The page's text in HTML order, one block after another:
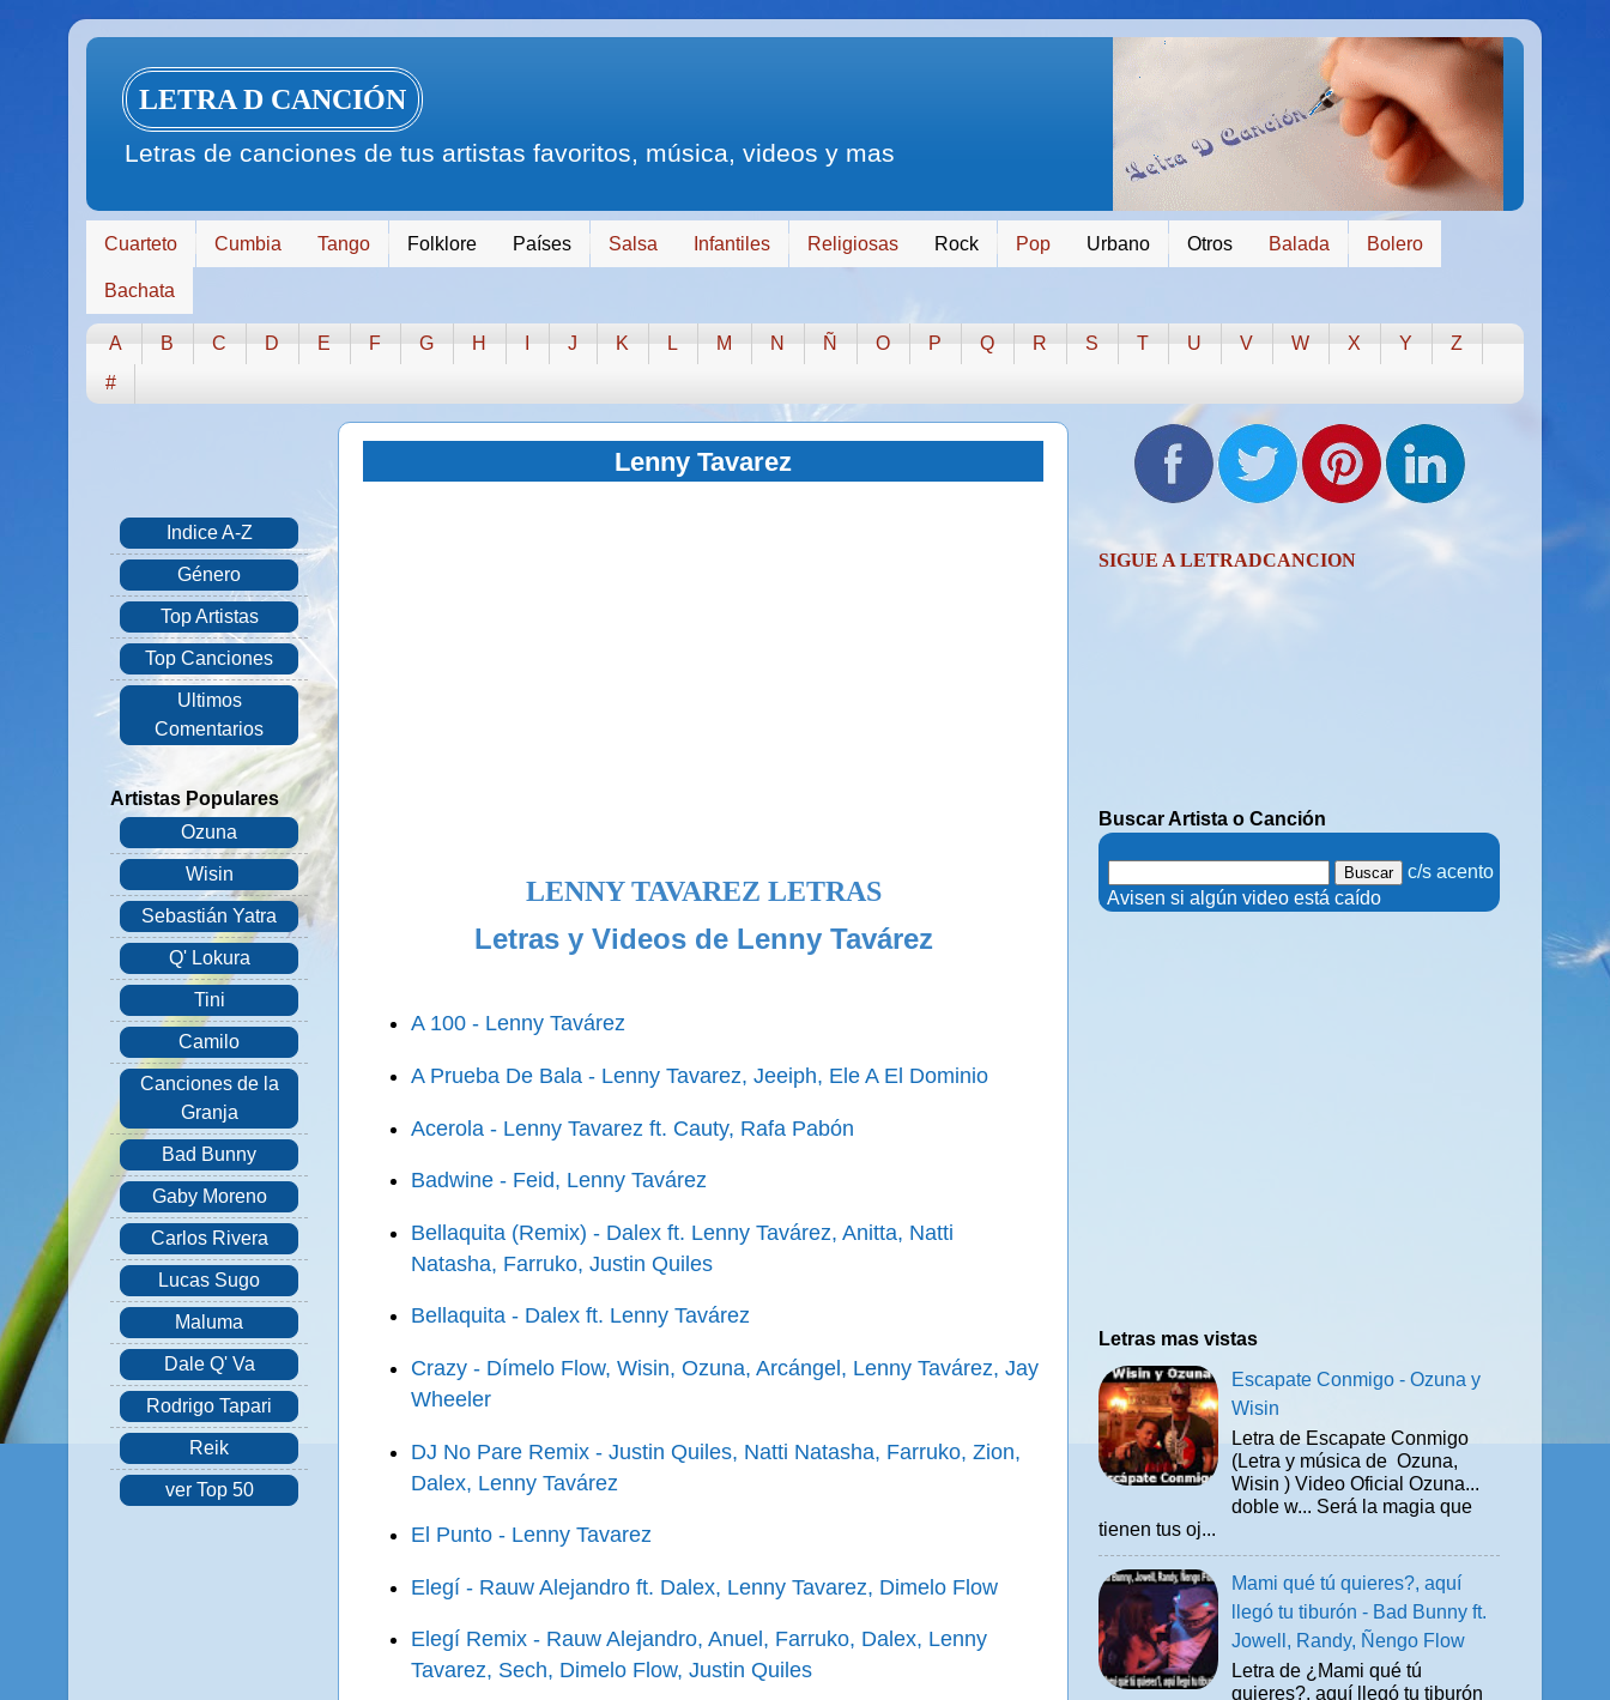
LETRA D CANCIÓN
Letras de canciones de tus artistas favoritos, música, videos y mas
Cuarteto Cumbia Tango Folklore Países Salsa Infantiles Religiosas Rock Pop Urbano Otros Balada Bolero
Bachata
A B C D E F G H J K L M N Ñ O P Q R S T U V W X Y
Z
#
Lenny Tavarez
LENNY TAVAREZ LETRAS
Letras y Videos de Lenny Tavárez
A 100 - Lenny Tavárez
A Prueba De Bala - Lenny Tavarez, Jeeiph, Ele A El Dominio
Acerola - Lenny Tavarez ft. Cauty, Rafa Pabón
Badwine - Feid, Lenny Tavárez
Bellaquita (Remix) - Dalex ft. Lenny Tavárez, Anitta, Natti
Natasha, Farruko, Justin Quiles
Bellaquita - Dalex ft. Lenny Tavárez
Crazy - Dímelo Flow, Wisin, Ozuna, Arcángel, Lenny Tavárez, Jay
Wheeler
DJ No Pare Remix - Justin Quiles, Natti Natasha, Farruko, Zion,
Dalex, Lenny Tavárez
El Punto - Lenny Tavarez
Elegí - Rauw Alejandro ft. Dalex, Lenny Tavarez, Dimelo Flow
Elegí Remix - Rauw Alejandro, Anuel, Farruko, Dalex, Lenny
Tavarez, Sech, Dimelo Flow, Justin Quiles
Indice A-Z
Género
Top Artistas
Top Canciones
Ultimos
Comentarios
Artistas Populares
Ozuna
Wisin
Sebastián Yatra
Q' Lokura
Tini
Camilo
Canciones de la
Granja
Bad Bunny
Gaby Moreno
Carlos Rivera
Lucas Sugo
Maluma
Dale Q' Va
Rodrigo Tapari
Reik
ver Top 50
SIGUE A LETRADCANCION
Buscar Artista o Canción
c/s acento
. Avisen si algún video está caído
Letras mas vistas
Escapate Conmigo - Ozuna y
Wisin
Letra de Escapate Conmigo
(Letra y música de Ozuna,
Wisin ) Video Oficial Ozuna...
doble w... Será la magia que
tienen tus oj...
Mami qué tú quieres?, aquí
llegó tu tiburón - Bad Bunny ft.
Jowell, Randy, Ñengo Flow
Letra de ¿Mami qué tú
quieres?, aquí llegó tu tiburón